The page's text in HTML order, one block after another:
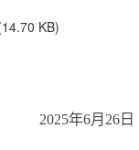
KB)
年6月26日